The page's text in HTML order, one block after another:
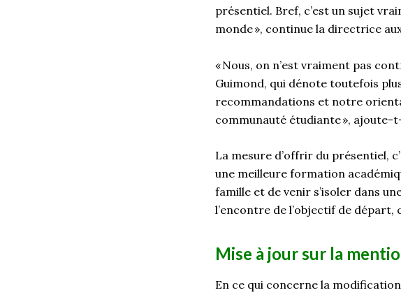
présentiel. Bref, c’est un sujet
monde », continue la directrice
« Nous, on n’est vraiment pas
Guimond, qui dénote toutefois
recommandations et notre
communauté étudiante », ajoute-
La mesure d’offrir du présentiel,
une meilleure formation
famille et de venir s’isoler dans
l’encontre de l’objectif de départ,
Mise à jour sur la
En ce qui concerne la